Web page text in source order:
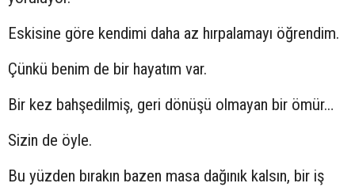
Eskisine göre kendimi daha az hırpalamayı öğrendim.
Çünkü benim de bir hayatım var.
Bir kez bahşedilmiş, geri dönüşü olmayan bir ömür…
Sizin de öyle.
Bu yüzden bırakın bazen masa dağınık kalsın, bir iş